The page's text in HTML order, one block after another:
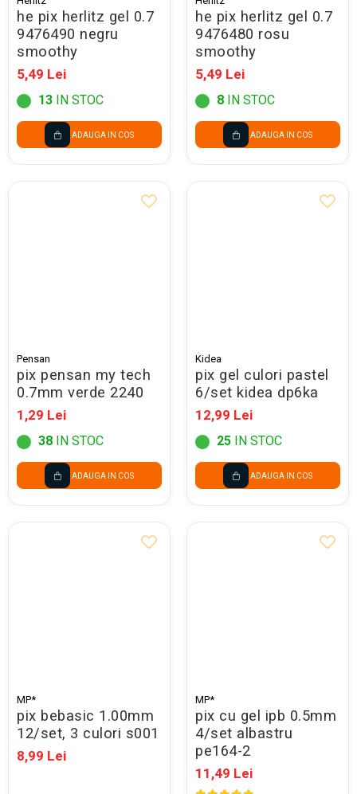
he pix herlitz gel 0.7
9476490 negru
smoothy
5,49 Lei
13 IN STOC
ADAUGA IN COS
he pix herlitz gel 0.7
9476480 rosu
smoothy
5,49 Lei
8 IN STOC
ADAUGA IN COS
Pensan
pix pensan my tech
0.7mm verde 2240
1,29 Lei
38 IN STOC
ADAUGA IN COS
Kidea
pix gel culori pastel
6/set kidea dp6ka
12,99 Lei
25 IN STOC
ADAUGA IN COS
MP*
pix bebasic 1.00mm
12/set, 3 culori s001
8,99 Lei
MP*
pix cu gel ipb 0.5mm
4/set albastru
pe164-2
11,49 Lei